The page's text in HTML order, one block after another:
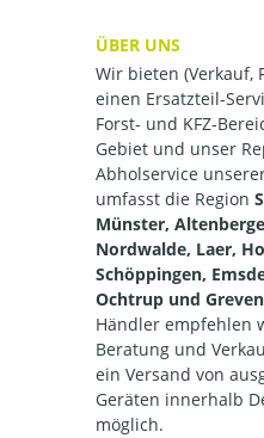
ÜBER UNS
Wir bieten (Verkauf,
einen Ersatzteil-
Forst- und KFZ-
Gebiet und unser
Abholservice
umfasst die Region
Münster,
Nordwalde, Laer,
Schöppingen,
Ochtrup und
Händler empfehlen
Beratung und
ein Versand von
Geräten innerhalb
möglich.